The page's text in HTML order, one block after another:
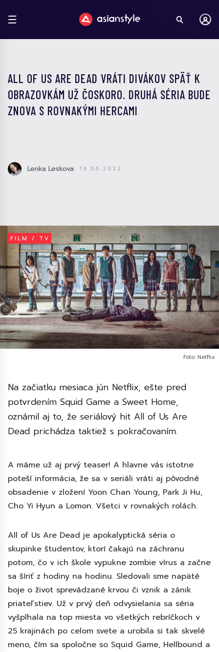
ALL OF US ARE DEAD VRÁTI DIVÁKOV SPÄŤ K
OBRAZOVKÁM UŽ ČOSKORO. DRUHÁ SÉRIA BUDE
ZNOVA S ROVNAKÝMI HERCAMI
Lenka Leskova 16.06.2022
FILM / TV
Foto: Netflix
Na začiatku mesiaca jún Netflix, ešte pred
potvrdením Squid Game a Sweet Home,
oznámil aj to, že seriálový hit All of Us Are
Dead prichádza taktiež s pokračovaním.
A máme už aj prvý teaser! A hlavne vás istotne
poteší informácia, že sa v seriáli vráti aj pôvodné
obsadenie v zložení Yoon Chan Young, Park Ji Hu,
Cho Yi Hyun a Lomon. Všetci v rovnakých rolách.
All of Us Are Dead je apokalyptická séria o
skupinke študentov, ktorí čakajú na záchranu
potom, čo v ich škole vypukne zombie vírus a začne
sa šíriť z hodiny na hodinu. Sledovali sme napäté
boje o život sprevádzané krvou či vznik a zánik
priateľstiev. Už v prvý deň odvysielania sa séria
vyšplhala na top miesta vo všetkých rebríčkoch v
25 krajinách po celom svete a urobila si tak skvelé
meno, čím sa spoločne so Squid Game, Hellbound a